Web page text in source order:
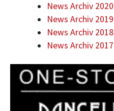
News Archiv 2020
News Archiv 2019
News Archiv 2018
News Archiv 2017